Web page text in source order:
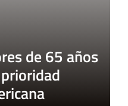
de 65 años